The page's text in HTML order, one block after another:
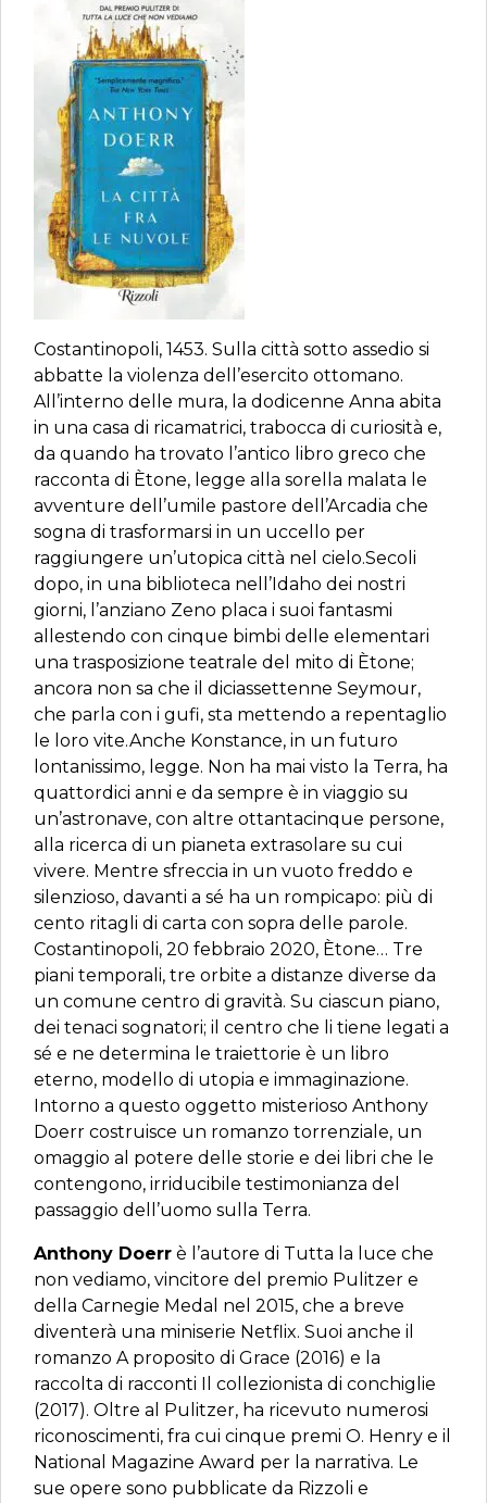
Costantinopoli, 1453. Sulla città sotto assedio si
abbatte la violenza dell’esercito ottomano.
All’interno delle mura, la dodicenne Anna abita
in una casa di ricamatrici, trabocca di curiosità e,
da quando ha trovato l’antico libro greco che
racconta di Ètone, legge alla sorella malata le
avventure dell’umile pastore dell’Arcadia che
sogna di trasformarsi in un uccello per
raggiungere un’utopica città nel cielo.Secoli
dopo, in una biblioteca nell’Idaho dei nostri
giorni, l’anziano Zeno placa i suoi fantasmi
allestendo con cinque bimbi delle elementari
una trasposizione teatrale del mito di Ètone;
ancora non sa che il diciassettenne Seymour,
che parla con i gufi, sta mettendo a repentaglio
le loro vite.Anche Konstance, in un futuro
lontanissimo, legge. Non ha mai visto la Terra, ha
quattordici anni e da sempre è in viaggio su
un’astronave, con altre ottantacinque persone,
alla ricerca di un pianeta extrasolare su cui
vivere. Mentre sfreccia in un vuoto freddo e
silenzioso, davanti a sé ha un rompicapo: più di
cento ritagli di carta con sopra delle parole.
Costantinopoli, 20 febbraio 2020, Ètone… Tre
piani temporali, tre orbite a distanze diverse da
un comune centro di gravità. Su ciascun piano,
dei tenaci sognatori; il centro che li tiene legati a
sé e ne determina le traiettorie è un libro
eterno, modello di utopia e immaginazione.
Intorno a questo oggetto misterioso Anthony
Doerr costruisce un romanzo torrenziale, un
omaggio al potere delle storie e dei libri che le
contengono, irriducibile testimonianza del
passaggio dell’uomo sulla Terra.
Anthony Doerr è l’autore di Tutta la luce che
non vediamo, vincitore del premio Pulitzer e
della Carnegie Medal nel 2015, che a breve
diventerà una miniserie Netflix. Suoi anche il
romanzo A proposito di Grace (2016) e la
raccolta di racconti Il collezionista di conchiglie
(2017). Oltre al Pulitzer, ha ricevuto numerosi
riconoscimenti, fra cui cinque premi O. Henry e il
National Magazine Award per la narrativa. Le
sue opere sono pubblicate da Rizzoli e